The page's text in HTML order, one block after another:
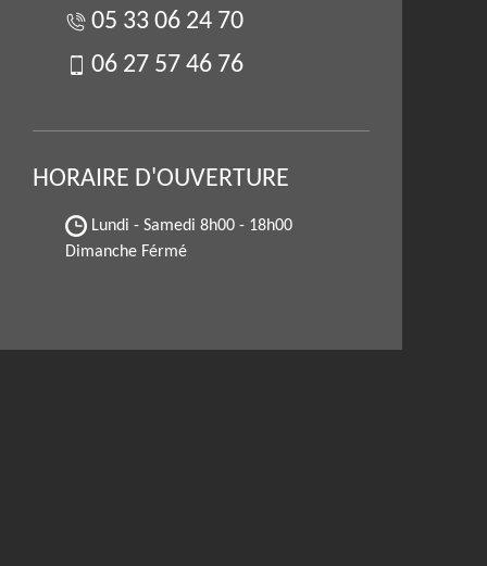
05 33 06 24 70
06 27 57 46 76
HORAIRE D'OUVERTURE
Lundi - Samedi 8h00 - 18h00
Dimanche Férmé